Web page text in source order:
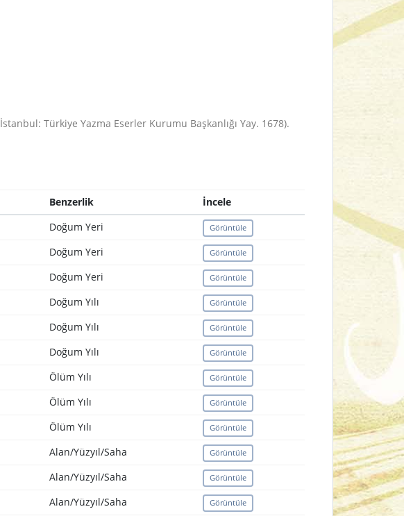
İstanbul: Türkiye Yazma Eserler Kurumu Başkanlığı Yay. 1678).
Benzerlik
İncele
Doğum Yeri Görüntüle
Doğum Yeri Görüntüle
Doğum Yeri Görüntüle
Doğum Yılı Görüntüle
Doğum Yılı Görüntüle
Doğum Yılı Görüntüle
Ölüm Yılı Görüntüle
Ölüm Yılı Görüntüle
Ölüm Yılı Görüntüle
Alan/Yüzyıl/Saha Görüntüle
Alan/Yüzyıl/Saha Görüntüle
Alan/Yüzyıl/Saha Görüntüle